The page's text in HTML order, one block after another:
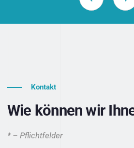
Kontakt
Wie können wir
* – Pflichtfelder